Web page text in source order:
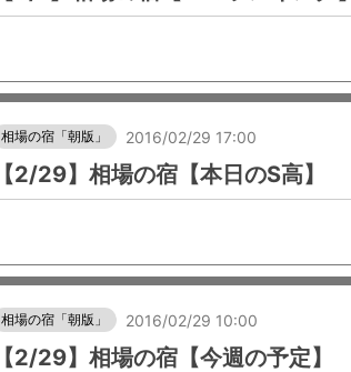
相場の宿「朝版」 2016/02/29 17:00
【2/29】相場の宿【本日のS高】
相場の宿「朝版」 2016/02/29 10:00
【2/29】相場の宿【今週の予定】